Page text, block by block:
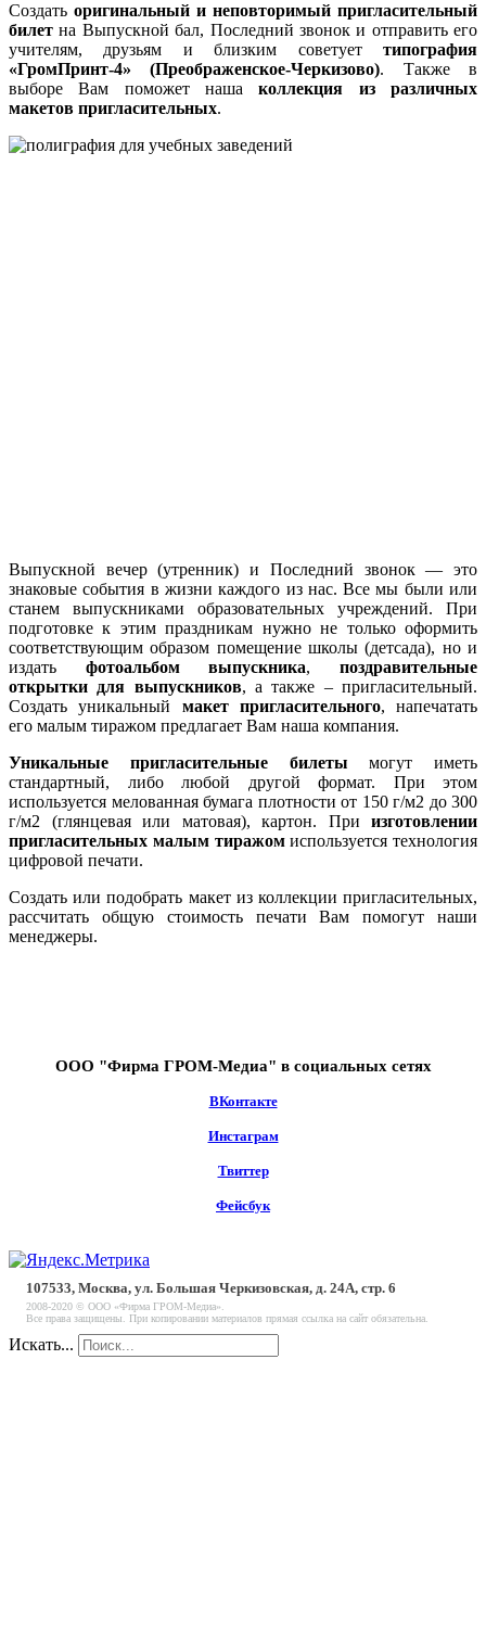
Создать оригинальный и неповторимый пригласительный
билет на Выпускной бал, Последний звонок и отправить его
учителям, друзьям и близким советует типография
«ГромПринт-4» (Преображенское-Черкизово). Также в
выборе Вам поможет нашаколлекция из различных
макетов пригласительных.
Выпускной вечер (утренник) и Последний звонок — это
знаковые события в жизни каждого из нас. Все мы были или
станем выпускниками образовательных учреждений. При
подготовке к этим праздникам нужно не только оформить
соответствующим образом помещение школы (детсада), но и
издать фотоальбом выпускника,поздравительные
открытки для выпускников, а также – пригласительный.
Создать уникальный макет пригласительного, напечатать
его малым тиражом предлагает Вам наша компания.
Уникальные пригласительные билеты могут иметь
стандартный, либо любой другой формат. При этом
используется мелованная бумага плотности от 150 г/м2 до 300
г/м2 (глянцевая или матовая), картон. При изготовлении
пригласительных малым тиражомиспользуется технология
цифровой печати.
Создать или подобрать макет из коллекции пригласительных,
рассчитать общую стоимость печати Вам помогут наши
менеджеры.
ООО "Фирма ГРОМ-Медиа" в социальных сетях
ВКонтакте
Инстаграм
Твиттер
Фейсбук
107533, Москва, ул. Большая Черкизовская, д. 24А, стр. 6
2008-2020 © ООО «Фирма ГРОМ-Медиа».
Все права защищены. При копировании материалов прямая ссылка на сайт обязательна.
Искать...